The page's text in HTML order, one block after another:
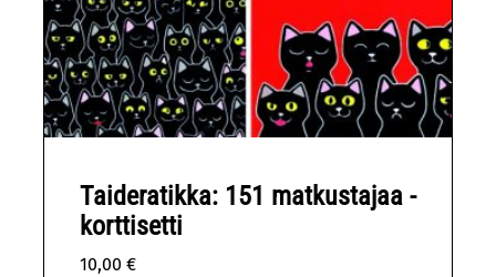
Taideratikka: 151 matkustajaa -
korttisetti
10,00 €